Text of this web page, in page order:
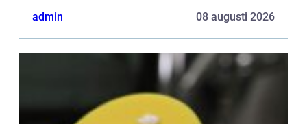
admin 08 augusti 2026